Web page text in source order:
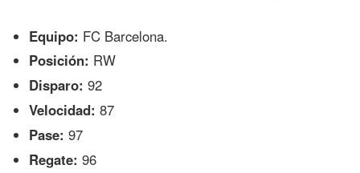
Equipo: FC Barcelona.
Posición: RW
Disparo: 92
Velocidad: 87
Pase: 97
Regate: 96